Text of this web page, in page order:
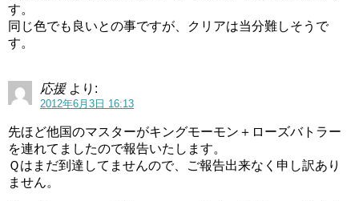
す。
同じ色でも良いとの事ですが、クリアは当分難しそうで
す。
応援 より:
2012年6月3日 16:13
先ほど他国のマスターがキングモーモン＋ローズバトラー
を連れてましたので報告いたします。
Ｑはまだ到達してませんので、ご報告出来なく申し訳あり
ません。